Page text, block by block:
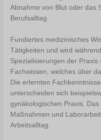
Abnahme von Blut oder das
Berufsalltag.
Fundiertes medizinisches
Tätigkeiten und wird
Spezialisierungen der
Fachwissen, welches über
Die erlernten
unterscheiden sich
gynäkologischen Praxis.
Maßnahmen und
Arbeitsalltag.